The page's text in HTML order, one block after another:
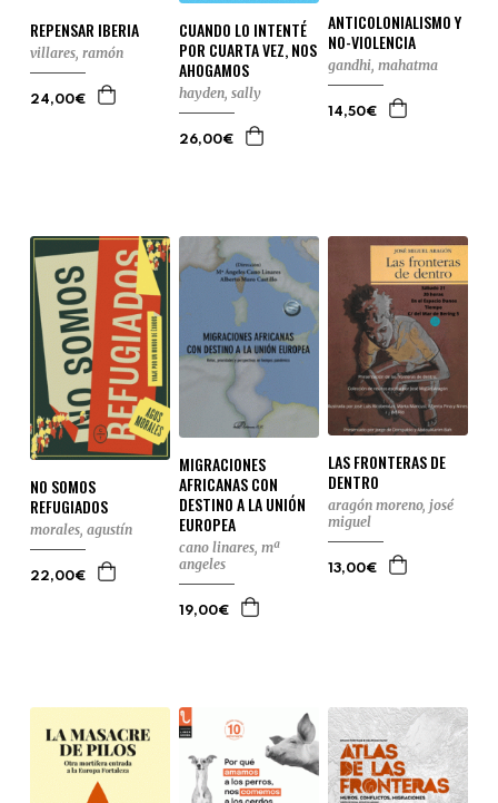
REPENSAR IBERIA
villares, ramón
24,00€
CUANDO LO INTENTÉ
POR CUARTA VEZ, NOS
AHOGAMOS
hayden, sally
26,00€
ANTICOLONIALISMO Y
NO-VIOLENCIA
gandhi, mahatma
14,50€
NO SOMOS
REFUGIADOS
morales, agustín
22,00€
MIGRACIONES
AFRICANAS CON
DESTINO A LA UNIÓN
EUROPEA
cano linares, mª
angeles
19,00€
LAS FRONTERAS DE
DENTRO
aragón moreno, josé
miguel
13,00€